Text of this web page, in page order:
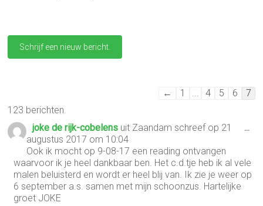
Navigatie
gastenboek-
← 1 ... 4 5 6
7
123 berichten.
joke de rijk-cobelens uit Zaandam schreef op 21
augustus 2017 om 10:04
Ook ik mocht op 9-08-17 een reading ontvangen
waarvoor ik je heel dankbaar ben. Het c.d.tje heb ik al vele
malen beluisterd en wordt er heel blij van. Ik zie je weer op
6 september a.s. samen met mijn schoonzus. Hartelijke
groet JOKE
...